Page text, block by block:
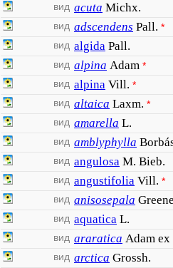
вид acuta Michx.
вид adscendens Pall. *
вид algida Pall.
вид alpina Adam *
вид alpina Vill. *
вид altaica Laxm. *
вид amarella L.
вид amblyphylla
вид angulosa M. Bieb.
вид angustifolia Vill. *
вид anisosepala
вид aquatica L.
вид araratica Adam ex
вид arctica Grossh.